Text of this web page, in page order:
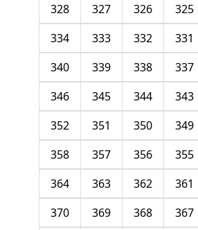
325
326
327
328
331
332
333
334
337
338
339
340
343
344
345
346
349
350
351
352
355
356
357
358
361
362
363
364
367
368
369
370